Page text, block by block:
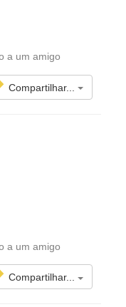
a um amigo
Compartilhar...
a um amigo
Compartilhar...